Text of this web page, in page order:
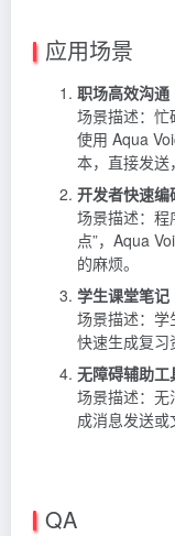
应用场景
职场高效沟通
场景描述：忙
使用 Aqua
本，直接发送
开发者快速编
场景描述：程
点”，Aqua
的麻烦。
学生课堂笔记
场景描述：学
快速生成复习
无障碍辅助工
场景描述：
成消息发送或
QA